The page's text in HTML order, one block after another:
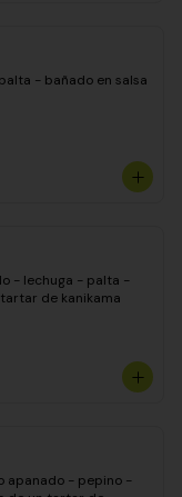
- bañado en salsa
- lechuga - palta -
de kanikama
apanado - pepino -